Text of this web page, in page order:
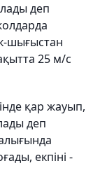
деп
шығыстан
25 м/с
қар жауып,
деп
екпіні -